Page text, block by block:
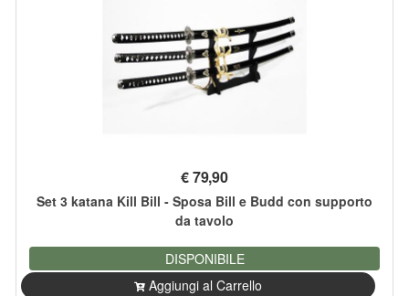
€79,90
Set 3 katana Kill Bill - Sposa Bill e Budd con supporto
da tavolo
DISPONIBILE
Aggiungi al Carrello